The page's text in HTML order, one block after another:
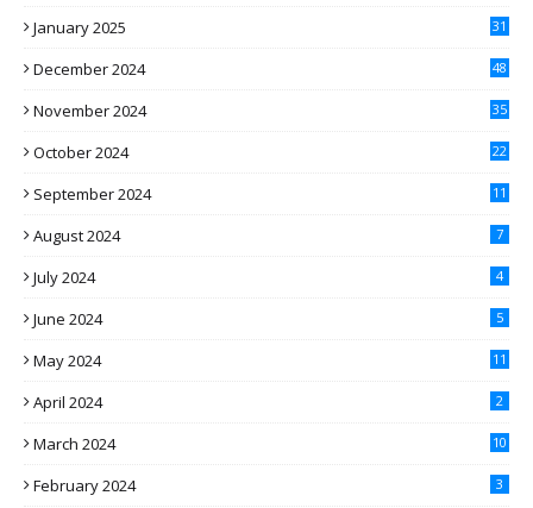
January 2025 31
December 2024 48
November 2024 35
October 2024 22
September 2024 11
August 2024 7
July 2024 4
June 2024 5
May 2024 11
April 2024 2
March 2024 10
February 2024 3